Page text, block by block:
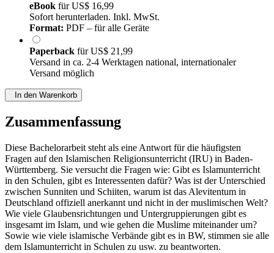
eBook fürUS$ 16,99
Sofort herunterladen. Inkl. MwSt.
Format: PDF – für alle Geräte
Paperback fürUS$ 21,99
Versand in ca. 2-4 Werktagen national, internationaler
Versand möglich
In den Warenkorb
Zusammenfassung
Diese Bachelorarbeit steht als eine Antwort für die häufigsten
Fragen auf den Islamischen Religionsunterricht (IRU) in Baden-
Württemberg. Sie versucht die Fragen wie: Gibt es Islamunterricht
in den Schulen, gibt es Interessenten dafür? Was ist der Unterschied
zwischen Sunniten und Schiiten, warum ist das Alevitentum in
Deutschland offiziell anerkannt und nicht in der muslimischen Welt?
Wie viele Glaubensrichtungen und Untergruppierungen gibt es
insgesamt im Islam, und wie gehen die Muslime miteinander um?
Sowie wie viele islamische Verbände gibt es in BW, stimmen sie alle
dem Islamunterricht in Schulen zu usw. zu beantworten.